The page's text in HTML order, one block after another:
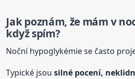
Jak poznám, že mám v
když spím?
Noční hypoglykémie se často
Typické jsousilné pocení,